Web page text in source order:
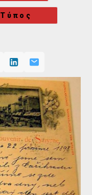
Τύπος